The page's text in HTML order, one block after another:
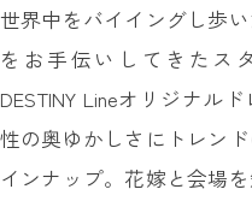
世界中をバイイングし歩
をお手伝いしてきたス
DESTINY Lineオリジナル
性の奥ゆかしさにトレン
インナップ。花嫁と会場